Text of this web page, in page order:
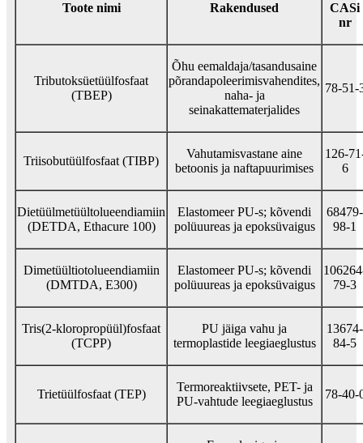
Toote nimi Rakendused
CASi
nr
Tributoksüetüülfosfaat
(TBEP)
Õhu eemaldaja/tasandusaine
põrandapoleerimisvahendites,
naha- ja
seinakattematerjalides
78-51-
Triisobutüülfosfaat (TIBP)
Vahutamisvastane aine
betoonis ja naftapuurimises
126-
6
Dietüülmetüültolueendiamiin
(DETDA, Ethacure 100)
Elastomeer PU-s; kõvendi
polüuureas ja epoksüvaigus
68479-
98-1
Dimetüültiotolueendiamiin
(DMTDA, E300)
Elastomeer PU-s; kõvendi
polüuureas ja epoksüvaigus
79-3
Tris(2-kloropropüül)fosfaat
(TCPP)
PU jäiga vahu ja
termoplastide leegiaeglustus
13674-
84-5
Trietüülfosfaat (TEP)
Termoreaktiivsete, PET- ja
PU-vahtude leegiaeglustus
78-40-